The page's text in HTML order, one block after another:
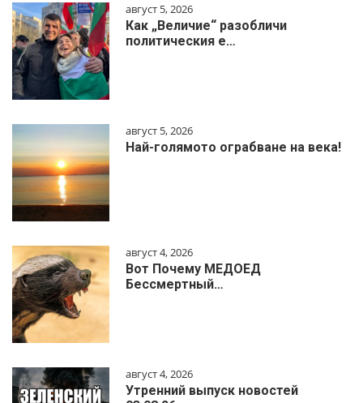
август 5, 2026
Как „Величие“ разобличи
политическия е…
август 5, 2026
Най-голямото ограбване на века!
август 4, 2026
Вот Почему МЕДОЕД
Бессмертный…
август 4, 2026
Утренний выпуск новостей